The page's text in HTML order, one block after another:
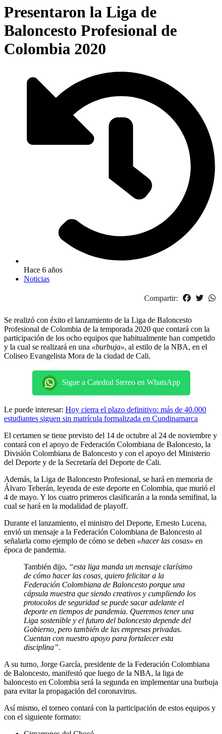
Presentaron la Liga de
Baloncesto Profesional de
Colombia 2020
Hace 6 años
Noticias
Compartir:
Se realizó con éxito el lanzamiento de la Liga de Baloncesto
Profesional de Colombia de la temporada 2020 que contará con la
participación de los ocho equipos que habitualmente han competido
y la cual se realizará en una «burbuja», al estilo de la NBA, en el
Coliseo Evangelista Mora de la ciudad de Cali.
Sigue a Catedral Stereo en WhatsApp
Le puede interesar: Hoy cierra el plazo definitivo: más de 40.000
estudiantes siguen sin matrícula formalizada en Cundinamarca
El certamen se tiene previsto del 14 de octubre al 24 de noviembre y
contará con el apoyo de Federación Colombiana de Baloncesto, la
División Colombiana de Baloncesto y con el apoyo del Ministerio
del Deporte y de la Secretaría del Deporte de Cali.
Además, la Liga de Baloncesto Profesional, se hará en memoria de
Álvaro Teherán, leyenda de este deporte en Colombia, que murió el
4 de mayo. Y los cuatro primeros clasificarán a la ronda semifinal, la
cual se hará en la modalidad de playoff.
Durante el lanzamiento, el ministro del Deporte, Ernesto Lucena,
envió un mensaje a la Federación Colombiana de Baloncesto al
señalarla como ejemplo de cómo se deben «hacer las cosas» en
época de pandemia.
También dijo, “esta liga manda un mensaje clarísimo
de cómo hacer las cosas, quiero felicitar a la
Federación Colombiana de Baloncesto porque una
cápsula muestra que siendo creativos y cumpliendo los
protocolos de seguridad se puede sacar adelante el
deporte en tiempos de pandemia. Queremos tener una
Liga sostenible y el futuro del baloncesto depende del
Gobierno, pero también de las empresas privadas.
Cuentan con nuestro apoyo para fortalecer esta
disciplina”.
A su turno, Jorge García, presidente de la Federación Colombiana
de Baloncesto, manifestó que luego de la NBA, la liga de
baloncesto en Colombia será la segunda en implementar una burbuja
para evitar la propagación del coronavirus.
Así mismo, el torneo contará con la participación de estos equipos y
con el siguiente formato: